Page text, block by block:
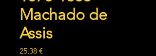
Machado de
Assis
25,38 €